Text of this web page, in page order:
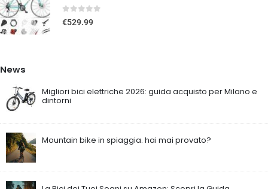
0out of 5
€529.99
News
Migliori bici elettriche 2026: guida acquisto per Milano e
dintorni
Mountain bike in spiaggia. hai mai provato?